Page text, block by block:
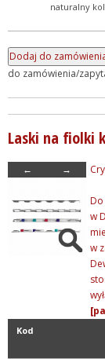
naturalny
do zamówienia/
Laski na fiolki
← →
w
w
Kod